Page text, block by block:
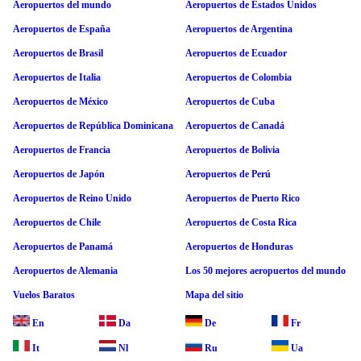
Aeropuertos del mundo Aeropuertos de Estados Unidos
Aeropuertos de España Aeropuertos de Argentina
Aeropuertos de Brasil Aeropuertos de Ecuador
Aeropuertos de Italia Aeropuertos de Colombia
Aeropuertos de México Aeropuertos de Cuba
Aeropuertos de República Dominicana Aeropuertos de Canadá
Aeropuertos de Francia Aeropuertos de Bolivia
Aeropuertos de Japón Aeropuertos de Perú
Aeropuertos de Reino Unido Aeropuertos de Puerto Rico
Aeropuertos de Chile Aeropuertos de Costa Rica
Aeropuertos de Panamá Aeropuertos de Honduras
Aeropuertos de Alemania Los 50 mejores aeropuertos del mundo
Vuelos Baratos Mapa del sitio
En Da De Fr
It Nl Ru Ua